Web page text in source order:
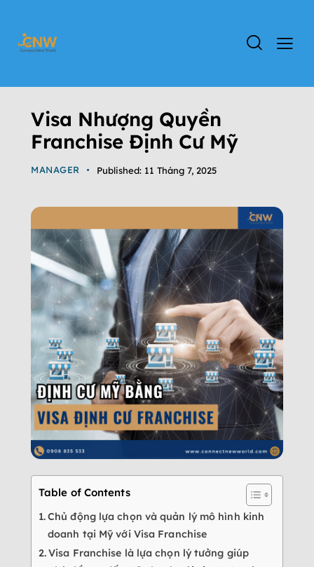
Visa Nhượng Quyền
Franchise Định Cư Mỹ
MANAGER Published: 11 Tháng 7, 2025
Table of Contents
Chủ động lựa chọn và quản lý mô hình kinh
doanh tại Mỹ với Visa Franchise
Visa Franchise là lựa chọn lý tưởng giúp